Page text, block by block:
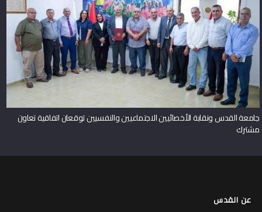
جامعة القدس ونقابة الأخصائيين الاجتماعيين والنفسيين توقعان اتفاقية تعاون
مشترك
عن القدس